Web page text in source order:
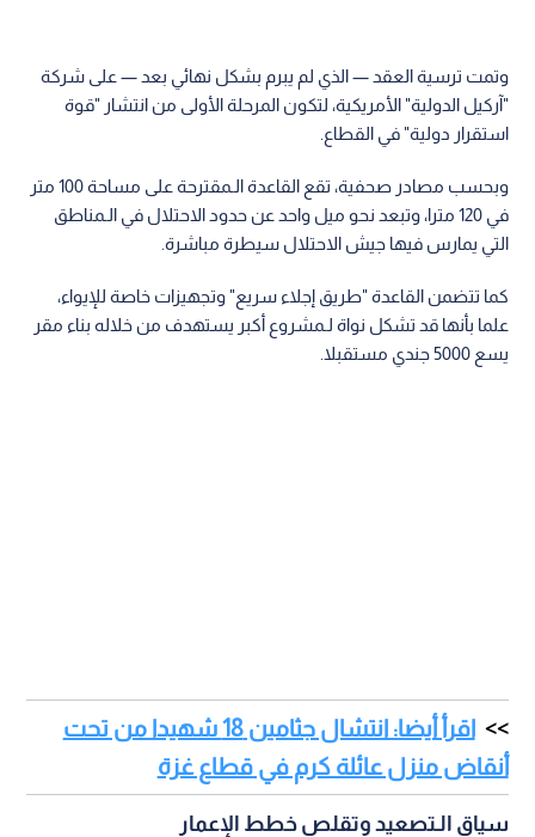
وتمت ترسية العقد — الذي لم يبرم بشكل نهائي بعد — على شركة
"آركيل الدولية" الأمريكية، لتكون المرحلة الأولى من انتشار "قوة
استقرار دولية" في القطاع.
وبحسب مصادر صحفية، تقع القاعدة الـمقترحة على مساحة 100 متر
في 120 مترا، وتبعد نحو ميل واحد عن حدود الاحتلال في الـمناطق
التي يمارس فيها جيش الاحتلال سيطرة مباشرة.
كما تتضمن القاعدة "طريق إجلاء سريع" وتجهيزات خاصة للإيواء،
علما بأنها قد تشكل نواة لـمشروع أكبر يستهدف من خلاله بناء مقر
يسع 5000 جندي مستقبلا.
اقرأ أيضا: انتشال جثامين 18 شهيدا من تحت
أنقاض منزل عائلة كرم في قطاع غزة
سياق الـتصعيد وتقلص خطط الإعمار